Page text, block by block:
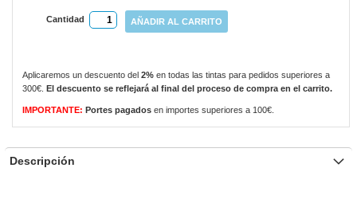
Cantidad AÑADIR AL CARRITO
Aplicaremos un descuento del 2% en todas las tintas para pedidos superiores a
300€.
El descuento se reflejará al final del proceso de compra en el carrito.
IMPORTANTE: Portes pagados en importes superiores a 100€.
Descripción